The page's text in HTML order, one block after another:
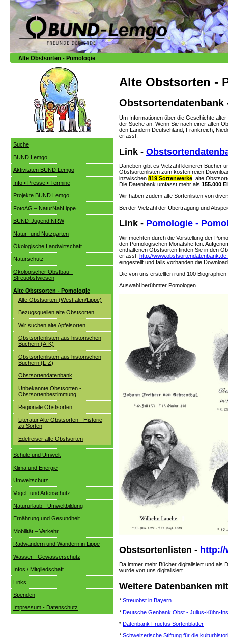
Alte Obstsorten - Pomologie
Suche
BUND Lemgo
Aktivitäten BUND Lemgo
Info • Presse • Termine
Projekte BUND Lemgo
FotoAG – NaturNahLippe
BUND-Jugend NRW
Natur- und Nutzgarten
Ökologische Landwirtschaft
Naturschutz
Ökologischer Obstbau -
Streuobstwiesen
Alte Obstsorten - Pomologie
Alte Obstsorten (Westfalen/Lippe)
Bezugsquellen alte Obstsorten
Wir suchen alte Apfelsorten
Obstsortenlisten aus historischen
Büchern (A-K)
Obstsortenlisten aus historischen
Büchern (L-Z)
Obstsortendatenbank
Unbekannte Obstsorten -
Obstsortenbestimmung
Regionale Obstsorten
Literatur Alte Obstsorten - Historie
zu Sorten
Edelreiser alte Obstsorten
Schule und Umwelt
Klima und Energie
Umweltschutz
Vogel- und Artenschutz
Natururlaub - Umweltbildung
Ernährung und Gesundheit
Mobilität – Verkehr
Radwandern und Wandern in Lippe
Wasser - Gewässerschutz
Infos / Mitgliedschaft
Links
Spenden
Impressum - Datenschutz
Alte Obstsorten -
Um Informationen über die Geschichte
der Suche an. Wenn Sie nach einer alten
den Ländern Deutschland, Frankreich,
erfasst.
Link -
Daneben gibt es Vielzahl kleinerer Bücher
Obstsortenlisten zum kostenfreien
inzwischen 819 Sortenwerke , alte
Die Datenbank umfasst mehr als 155.000
Wir haben zudem alte Sortenlisten von
Bei der Vielzahl der Übertragung und
Link - Pomologie -
Wir möchten durch die Vorstellung der
den Pomologischen Monatsheften.
enthaltenen Obstsorten finden Sie in den
erfasst. http://www.obstsortendatenbank.de.
eingestellt und falls vorhanden die
Die von uns erstellten rund 100
Auswahl berühmter Pomologen
Obstsortenlisten -
Da immer mehr Bücher digitalisiert und als
wurde von uns digitalisiert.
Weitere Datenbanken
* Streuobst in Bayern
* Deutsche Genbank Obst - Julius-Kühn-
* Datenbank Fructus Sortenblätter
* Schweizerische Stiftung für die